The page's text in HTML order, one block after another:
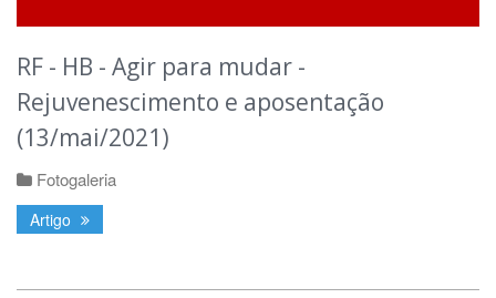
RF - HB - Agir para mudar -
Rejuvenescimento e aposentação
(13/mai/2021)
Fotogaleria
Artigo